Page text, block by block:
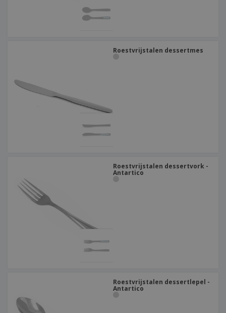
Roestvrijstalen dessertmes
Roestvrijstalen dessertvork -
Antartico
Roestvrijstalen dessertlepel -
Antartico